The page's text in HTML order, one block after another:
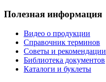
Полезная информация
Видео о продукции
Справочник терминов
Советы и рекомендации
Библиотека документов
Каталоги и буклеты